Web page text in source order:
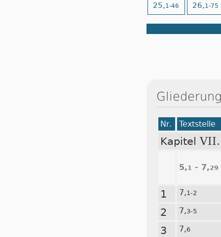
25,1-46
26,1-75
Nr. Textstelle
KapitelVII.
5,1 - 7,29
1 7,1-2
2 7,3-5
3 7,6